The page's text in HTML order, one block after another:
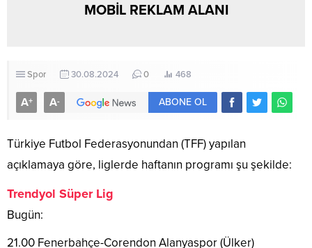
MOBİL REKLAM ALANI
Spor 30.08.2024 0 468
A+ A- ABONE OL
Türkiye Futbol Federasyonundan (TFF) yapılan
açıklamaya göre, liglerde haftanın programı şu şekilde:
Trendyol Süper Lig
Bugün:
21.00 Fenerbahçe-Corendon Alanyaspor (Ülker)